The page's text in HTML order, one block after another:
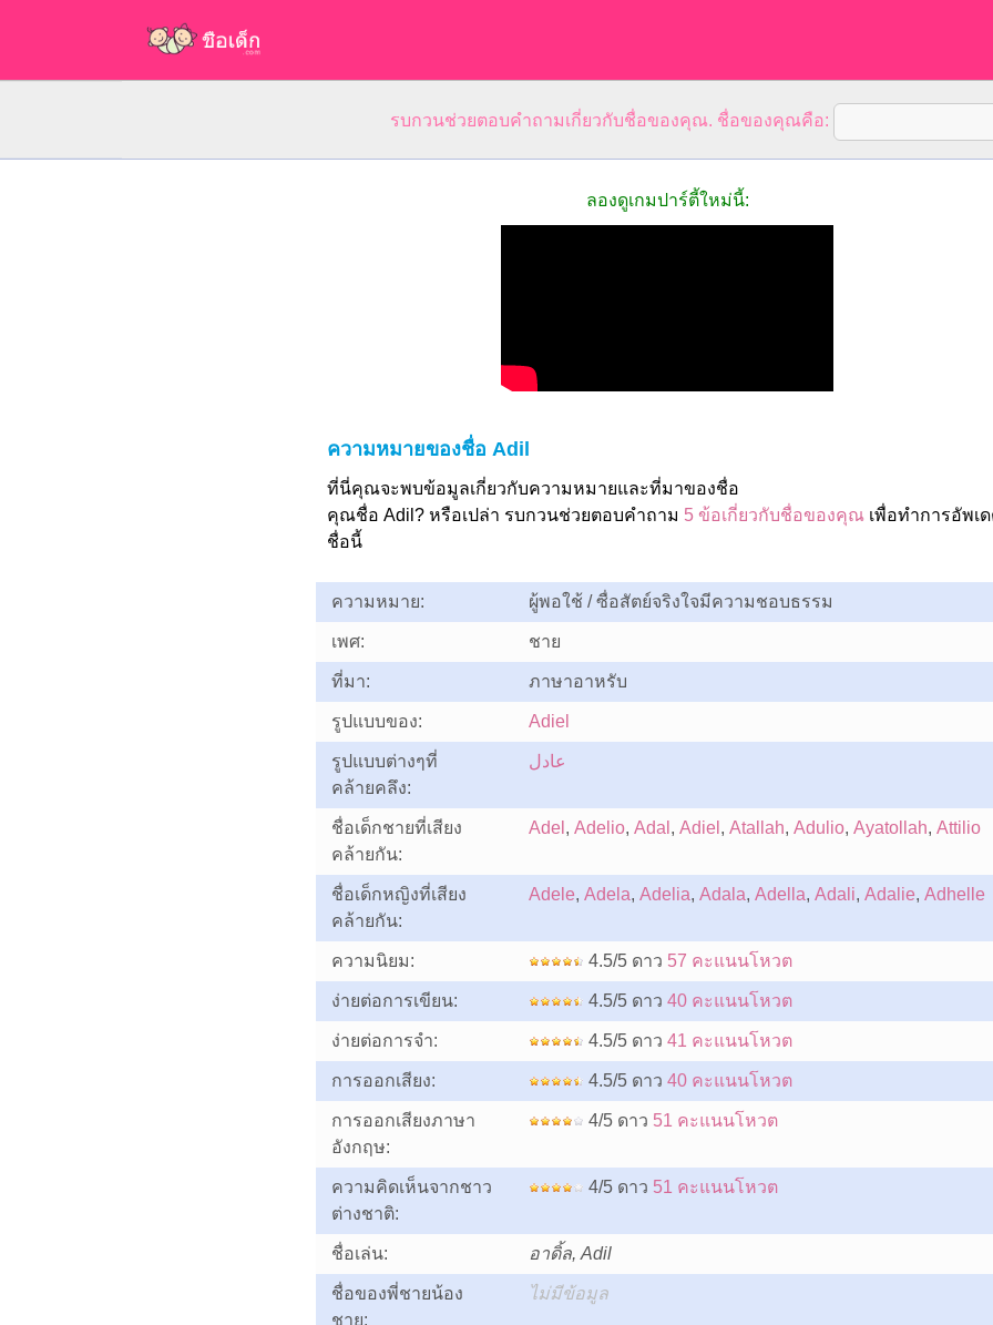
รบกวนช่วยตอบคำถามเกี่ยวกับชื่อของคุณ. ชื่อของคุณคือ:
ลองดูเกมปาร์ตี้ใหม่นี้:
ความหมายของชื่อ Adil
ที่นี่คุณจะพบข้อมูลเกี่ยวกับความหมายและที่มาของชื่อ
คุณชื่อ Adil? หรือเปล่า รบกวนช่วยตอบคำถาม 5 ข้อเกี่ยวกับชื่อของคุณเพื่อทำการอัพเ
ชื่อนี้
ความหมาย: ผู้พอใช้ / ซื่อสัตย์จริงใจมีความชอบธรรม
เพศ: ชาย
ที่มา: ภาษาอาหรับ
รูปแบบของ: Adiel
รูปแบบต่างๆที่
คล้ายคลึง:
عادل
ชื่อเด็กชายที่เสียง
คล้ายกัน:
Adel , Adelio, Adal , Adiel , Atallah, Adulio, Ayatollah, Attilio
ชื่อเด็กหญิงที่เสียง
คล้ายกัน:
Adele, Adela, Adelia, Adala, Adella, Adali, Adalie, Adhelle
ความนิยม: 4.5/5 ดาว 57 คะแนนโหวต
ง่ายต่อการเขียน: 4.5/5 ดาว 40 คะแนนโหวต
ง่ายต่อการจำ: 4.5/5 ดาว 41 คะแนนโหวต
การออกเสียง: 4.5/5 ดาว 40 คะแนนโหวต
การออกเสียงภาษา
อังกฤษ:
4/5 ดาว 51 คะแนนโหวต
ความคิดเห็นจากชาว
ต่างชาติ:
4/5 ดาว 51 คะแนนโหวต
ชื่อเล่น: อาดิ้ล, Adil
ชื่อของพี่ชายน้อง
ชาย:
ไม่มีข้อมูล